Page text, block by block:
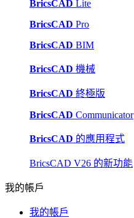
BricsCAD Lite
BricsCAD Pro
BricsCAD BIM
BricsCAD 機械
BricsCAD 終極版
BricsCAD Communicator
BricsCAD 的應用程式
BricsCAD V26 的新功能
我的帳戶
我的帳戶